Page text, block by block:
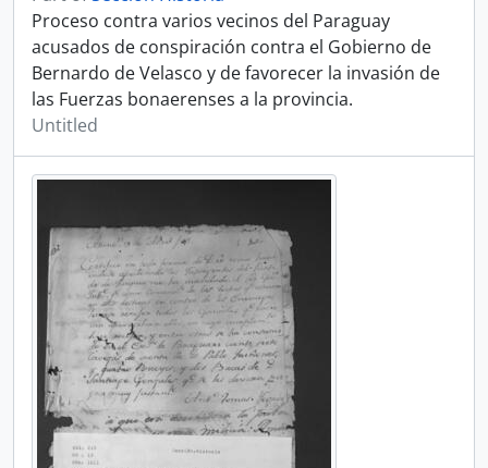
Proceso contra varios vecinos del Paraguay
acusados de conspiración contra el Gobierno de
Bernardo de Velasco y de favorecer la invasión de
las Fuerzas bonaerenses a la provincia.
Untitled